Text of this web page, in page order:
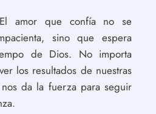
amor que confía no se
sino que espera
de Dios. No importa
los resultados de nuestras
da la fuerza para seguir